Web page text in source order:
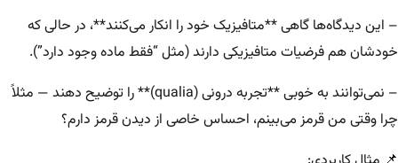
– این دیدگاه‌ها گاهی **متافیزیک خود را انکار می‌کنند**، در حالی که
خودشان هم فرضیات متافیزیکی دارند (مثل “فقط ماده وجود دارد”).
– نمی‌توانند به خوبی **تجربه درونی (qualia)** را توضیح دهند — مثلاً
چرا وقتی من قرمز می‌بینم، احساس خاصی از دیدن قرمز دارم؟